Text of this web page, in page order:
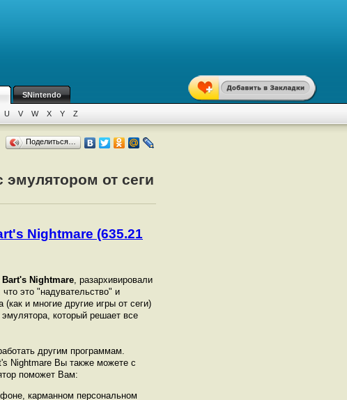
SNintendo
U V W X Y Z
Поделиться…
эмулятором от сеги
Nightmare (635.21
Nightmare, разархивировали
это "надувательство" и
и многие другие игры от сеги)
который решает все
другим программам.
Nightmare Вы также можете с
поможет Вам:
карманном персональном